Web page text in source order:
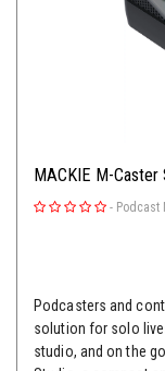
MACKIE M-
- Podcast
Podcasters and
solution for solo
studio, and on the